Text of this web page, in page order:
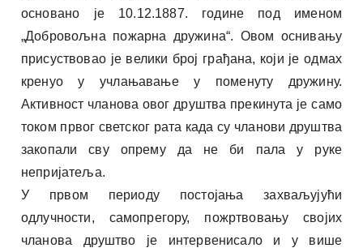
основано је 10.12.1887. године под именом
„Добровољна пожарна дружина“. Овом оснивању
присуствовао је велики број грађана, који је одмах
кренуо у учлањавање у поменуту дружину.
Активност чланова овог друштва прекинута је само
током првог светског рата када су чланови друштва
закопали сву опрему да не би пала у руке
непријатеља.
У првом периоду постојања захваљујући
одлучности, самопрегору, пожртвовању својих
чланова друштво је интервенисало и у више